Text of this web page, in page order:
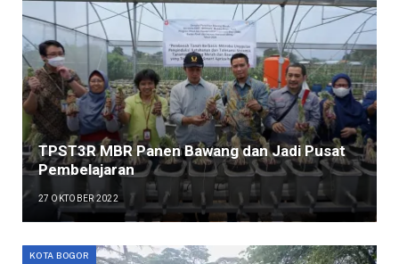
TPST3R MBR Panen Bawang dan Jadi Pusat
Pembelajaran
27 OKTOBER 2022
KOTA BOGOR